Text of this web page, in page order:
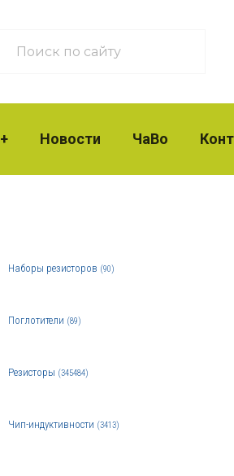
Новости ЧаВо
Наборы резисторов (90)
Поглотители (89)
Резисторы (345484)
Чип-индуктивности (3413)